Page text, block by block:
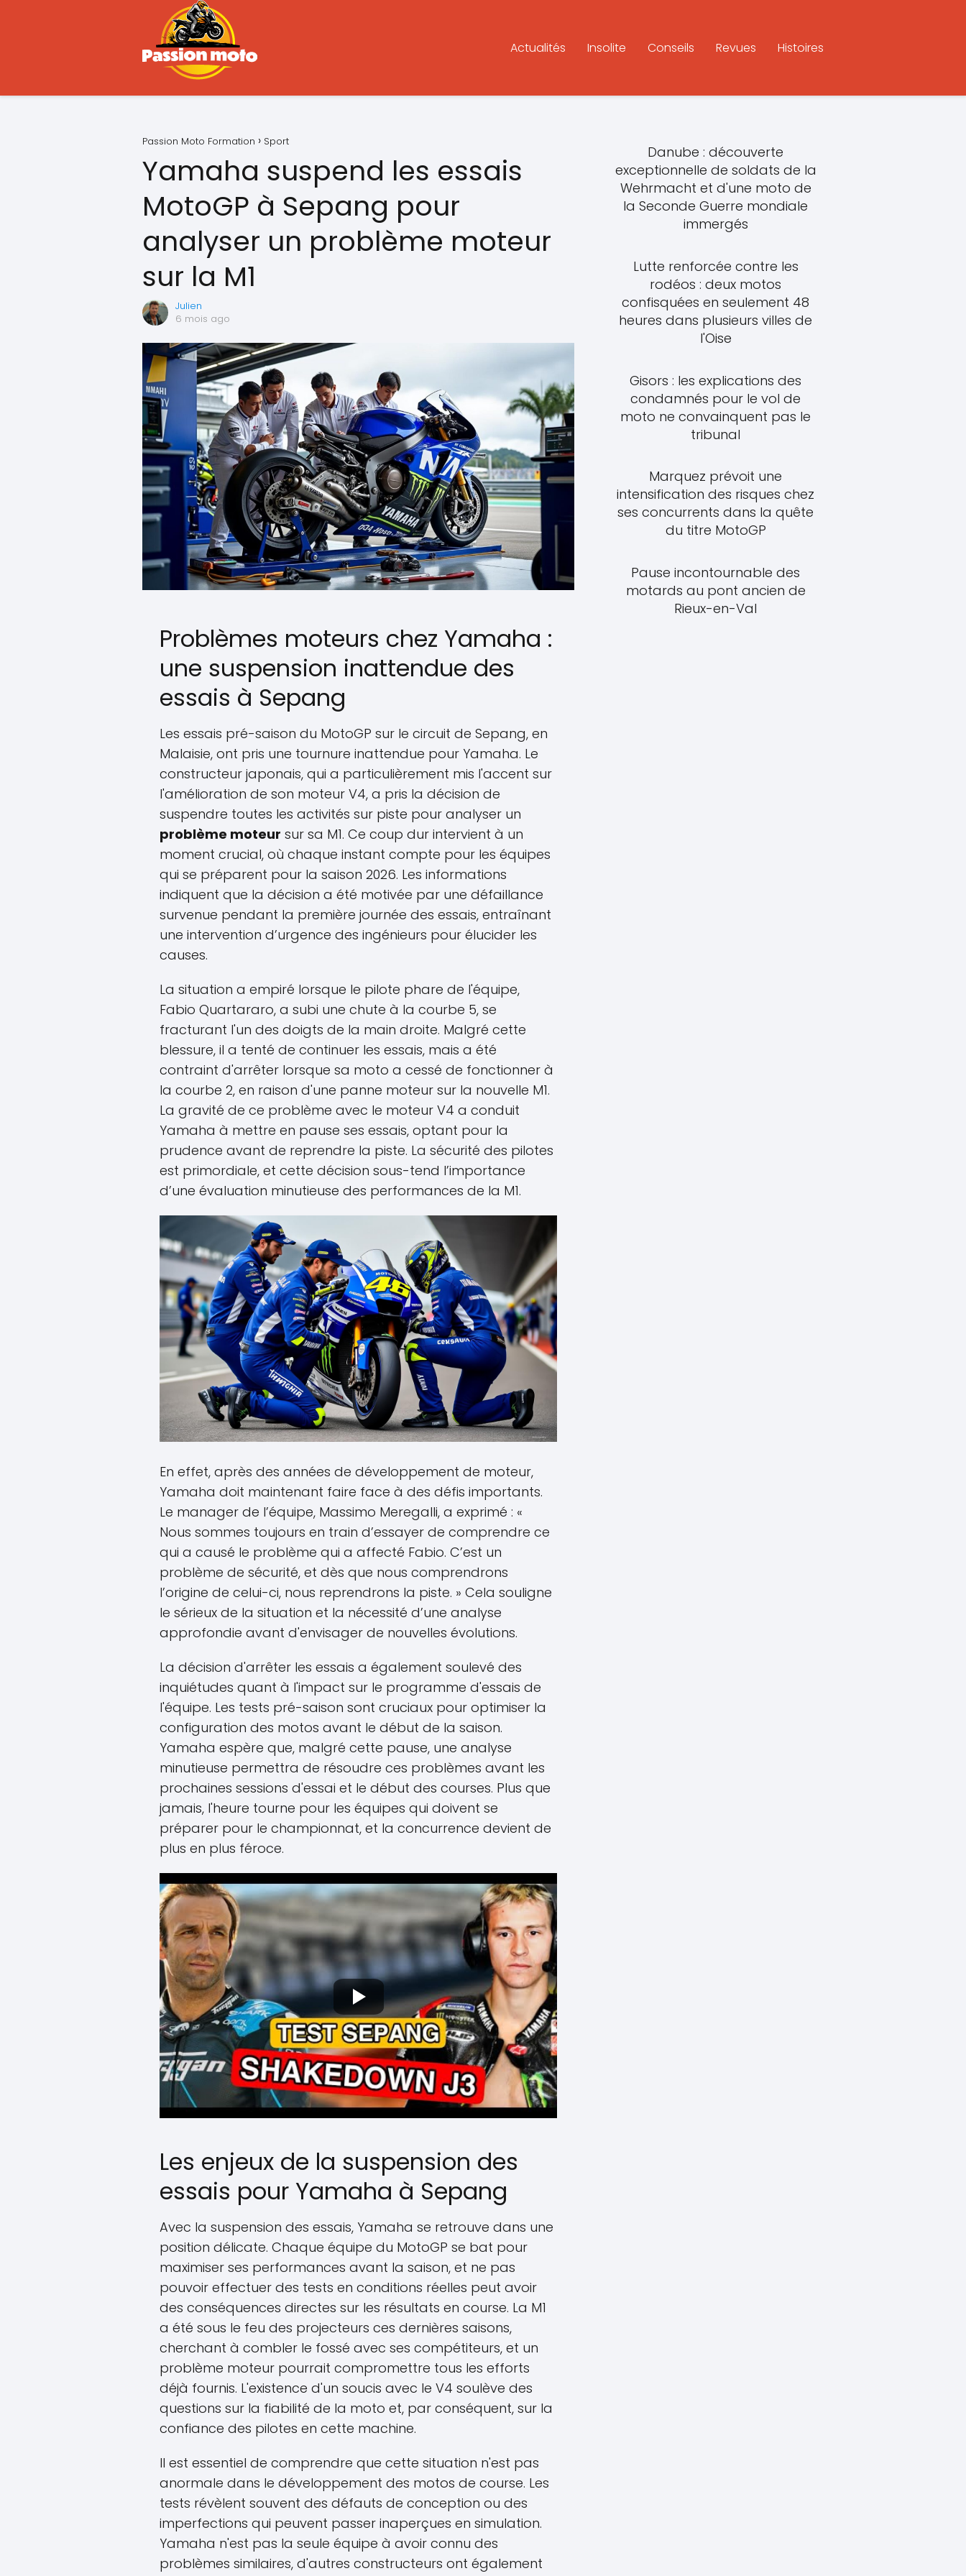
Actualités Insolite Conseils Revues Histoires
Passion Moto Formation Sport
Yamaha suspend les essais
MotoGP à Sepang pour
analyser un problème moteur
sur la M1
Julien
6 mois ago
Problèmes moteurs chez Yamaha :
une suspension inattendue des
essais à Sepang
Les essais pré-saison du MotoGP sur le circuit de Sepang, en
Malaisie, ont pris une tournure inattendue pour Yamaha. Le
constructeur japonais, qui a particulièrement mis l'accent sur
l'amélioration de son moteur V4, a pris la décision de
suspendre toutes les activités sur piste pour analyser un
problème moteur sur sa M1. Ce coup dur intervient à un
moment crucial, où chaque instant compte pour les équipes
qui se préparent pour la saison 2026. Les informations
indiquent que la décision a été motivée par une défaillance
survenue pendant la première journée des essais, entraînant
une intervention d’urgence des ingénieurs pour élucider les
causes.
La situation a empiré lorsque le pilote phare de l'équipe,
Fabio Quartararo, a subi une chute à la courbe 5, se
fracturant l'un des doigts de la main droite. Malgré cette
blessure, il a tenté de continuer les essais, mais a été
contraint d'arrêter lorsque sa moto a cessé de fonctionner à
la courbe 2, en raison d'une panne moteur sur la nouvelle M1.
La gravité de ce problème avec le moteur V4 a conduit
Yamaha à mettre en pause ses essais, optant pour la
prudence avant de reprendre la piste. La sécurité des pilotes
est primordiale, et cette décision sous-tend l’importance
d’une évaluation minutieuse des performances de la M1.
En effet, après des années de développement de moteur,
Yamaha doit maintenant faire face à des défis importants.
Le manager de l’équipe, Massimo Meregalli, a exprimé : «
Nous sommes toujours en train d’essayer de comprendre ce
qui a causé le problème qui a affecté Fabio. C’est un
problème de sécurité, et dès que nous comprendrons
l’origine de celui-ci, nous reprendrons la piste. » Cela souligne
le sérieux de la situation et la nécessité d’une analyse
approfondie avant d'envisager de nouvelles évolutions.
La décision d'arrêter les essais a également soulevé des
inquiétudes quant à l'impact sur le programme d'essais de
l'équipe. Les tests pré-saison sont cruciaux pour optimiser la
configuration des motos avant le début de la saison.
Yamaha espère que, malgré cette pause, une analyse
minutieuse permettra de résoudre ces problèmes avant les
prochaines sessions d'essai et le début des courses. Plus que
jamais, l'heure tourne pour les équipes qui doivent se
préparer pour le championnat, et la concurrence devient de
plus en plus féroce.
Les enjeux de la suspension des
essais pour Yamaha à Sepang
Avec la suspension des essais, Yamaha se retrouve dans une
position délicate. Chaque équipe du MotoGP se bat pour
maximiser ses performances avant la saison, et ne pas
pouvoir effectuer des tests en conditions réelles peut avoir
des conséquences directes sur les résultats en course. La M1
a été sous le feu des projecteurs ces dernières saisons,
cherchant à combler le fossé avec ses compétiteurs, et un
problème moteur pourrait compromettre tous les efforts
déjà fournis. L'existence d'un soucis avec le V4 soulève des
questions sur la fiabilité de la moto et, par conséquent, sur la
confiance des pilotes en cette machine.
Il est essentiel de comprendre que cette situation n'est pas
anormale dans le développement des motos de course. Les
tests révèlent souvent des défauts de conception ou des
imperfections qui peuvent passer inaperçues en simulation.
Yamaha n'est pas la seule équipe à avoir connu des
problèmes similaires, d'autres constructeurs ont également
Danube : découverte
exceptionnelle de soldats de la
Wehrmacht et d'une moto de
la Seconde Guerre mondiale
immergés
Lutte renforcée contre les
rodéos : deux motos
confisquées en seulement 48
heures dans plusieurs villes de
l'Oise
Gisors : les explications des
condamnés pour le vol de
moto ne convainquent pas le
tribunal
Marquez prévoit une
intensification des risques chez
ses concurrents dans la quête
du titre MotoGP
Pause incontournable des
motards au pont ancien de
Rieux-en-Val